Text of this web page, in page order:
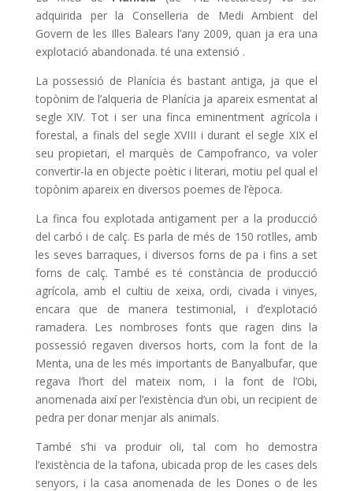
adquirida per la Conselleria de Medi Ambient del
Govern de les Illes Balears l’any 2009, quan ja era una
explotació abandonada. té una extensió .
La possessió de Planícia és bastant antiga, ja que el
topònim de l’alqueria de Planícia ja apareix esmentat al
segle XIV. Tot i ser una finca eminentment agrícola i
forestal, a finals del segle XVIII i durant el segle XIX el
seu propietari, el marquès de Campofranco, va voler
convertir-la en objecte poètic i literari, motiu pel qual el
topònim apareix en diversos poemes de l’època.
La finca fou explotada antigament per a la producció
del carbó i de calç. Es parla de més de 150 rotlles, amb
les seves barraques, i diversos forns de pa i fins a set
forns de calç. També es té constància de producció
agrícola, amb el cultiu de xeixa, ordi, civada i vinyes,
encara que de manera testimonial, i d’explotació
ramadera. Les nombroses fonts que ragen dins la
possessió regaven diversos horts, com la font de la
Menta, una de les més importants de Banyalbufar, que
regava l’hort del mateix nom, i la font de l’Obi,
anomenada així per l’existència d’un obi, un recipient de
pedra per donar menjar als animals.
També s’hi va produir oli, tal com ho demostra
l’existència de la tafona, ubicada prop de les cases dels
senyors, i la casa anomenada de les Dones o de les